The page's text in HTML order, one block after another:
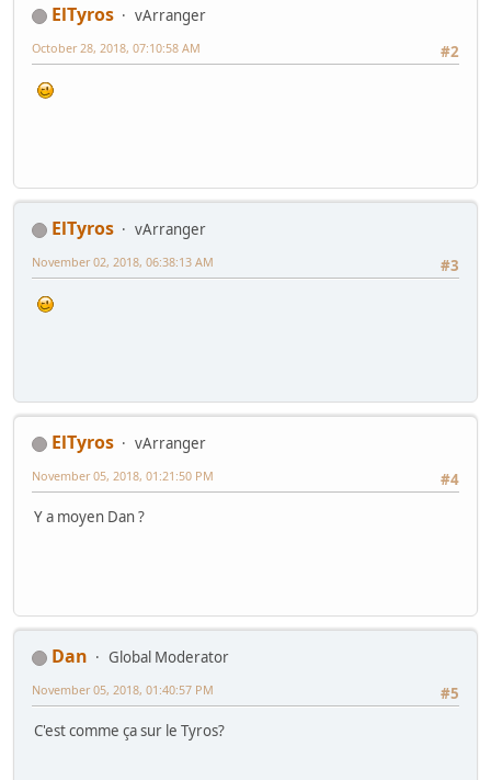
ElTyros
vArranger
#2
October 28, 2018, 07:10:58 AM
ElTyros
vArranger
#3
November 02, 2018, 06:38:13 AM
ElTyros
vArranger
#4
November 05, 2018, 01:21:50 PM
Y a moyen Dan ?
Dan
Global Moderator
#5
November 05, 2018, 01:40:57 PM
C'est comme ça sur le Tyros?